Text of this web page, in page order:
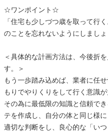
☆ワンポイント☆
「住宅も少しづつ歳を取って行
のことを忘れないようにしましょ
＜具体的な計画方法は、今後折
す。＞
もう一歩踏み込めば、業者に任
もりでやりくりをして行く意識が
その為に最低限の知識と信頼で
テを作成し、自分の体と同じ様
適切な判断をし、良心的な「い